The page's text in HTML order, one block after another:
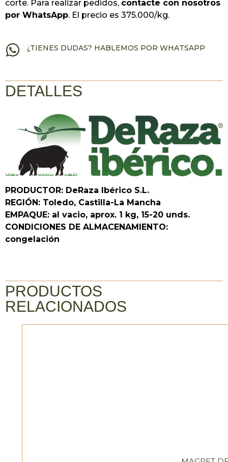
corte. Para realizar pedidos, contacte con nosotros
por WhatsApp. El precio es 375.000/kg.
¿TIENES DUDAS? HABLEMOS POR WHATSAPP
DETALLES
PRODUCTOR: DeRaza Ibérico S.L.
REGIÓN: Toledo, Castilla-La Mancha
EMPAQUE: al vacio, aprox. 1 kg, 15-20 unds.
CONDICIONES DE ALMACENAMIENTO:
congelación
PRODUCTOS
RELACIONADOS